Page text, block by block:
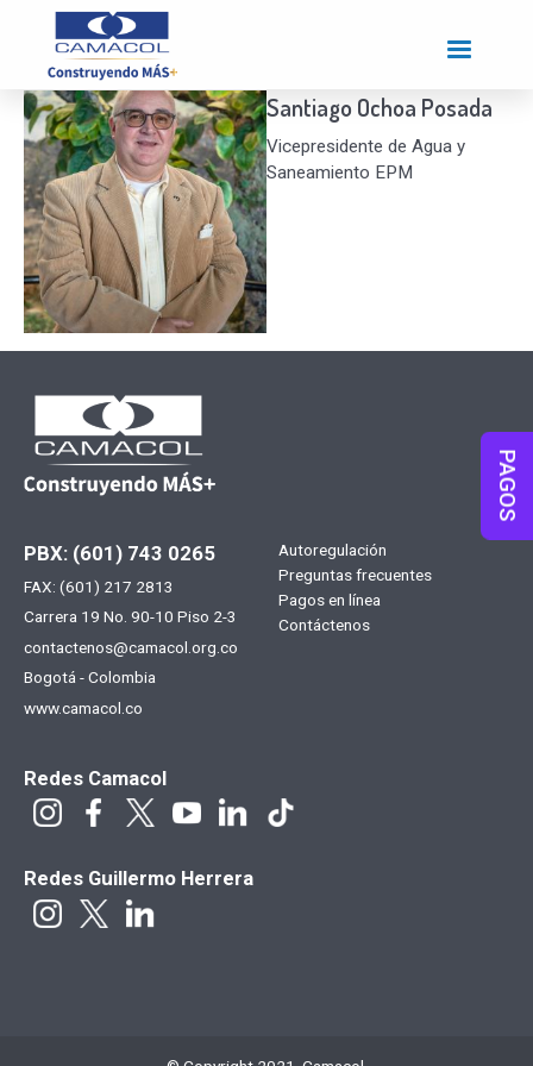
contenido
principal
Santiago Ochoa Posada
Vicepresidente de Agua y
Saneamiento EPM
PAGOS
PBX: (601) 743 0265
FAX: (601) 217 2813
Carrera 19 No. 90-10 Piso 2-3
contactenos@camacol.org.co
Bogotá - Colombia
www.camacol.co
Menú
footer
Autoregulación
Preguntas frecuentes
Pagos en línea
Contáctenos
Redes Camacol
Redes Guillermo Herrera